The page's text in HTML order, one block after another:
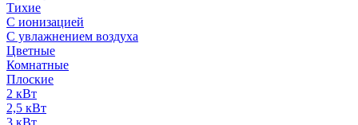
Тихие
С ионизацией
С увлажнением воздуха
Цветные
Комнатные
Плоские
2 кВт
2,5 кВт
3 кВт